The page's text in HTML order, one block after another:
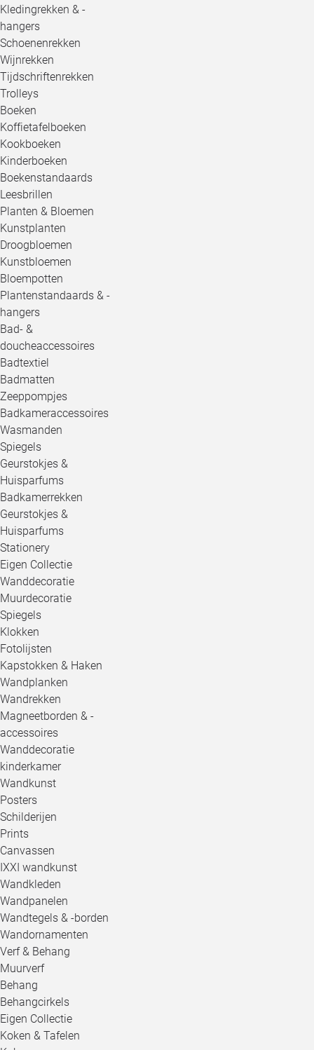
Kledingrekken & -
hangers
Schoenenrekken
Wijnrekken
Tijdschriftenrekken
Trolleys
Boeken
Koffietafelboeken
Kookboeken
Kinderboeken
Boekenstandaards
Leesbrillen
Planten & Bloemen
Kunstplanten
Droogbloemen
Kunstbloemen
Bloempotten
Plantenstandaards & -
hangers
Bad- &
doucheaccessoires
Badtextiel
Badmatten
Zeeppompjes
Badkameraccessoires
Wasmanden
Spiegels
Geurstokjes &
Huisparfums
Badkamerrekken
Geurstokjes &
Huisparfums
Stationery
Eigen Collectie
Wanddecoratie
Muurdecoratie
Spiegels
Klokken
Fotolijsten
Kapstokken & Haken
Wandplanken
Wandrekken
Magneetborden & -
accessoires
Wanddecoratie
kinderkamer
Wandkunst
Posters
Schilderijen
Prints
Canvassen
IXXI wandkunst
Wandkleden
Wandpanelen
Wandtegels & -borden
Wandornamenten
Verf & Behang
Muurverf
Behang
Behangcirkels
Eigen Collectie
Koken & Tafelen